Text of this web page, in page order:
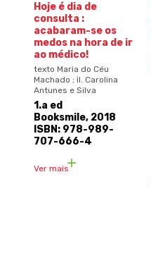
Hoje é dia de
consulta :
acabaram-se os
medos na hora de ir
ao médico!
texto Maria do Céu
Machado ; il. Carolina
Antunes e Silva
1.a ed
Booksmile, 2018
ISBN: 978-989-
707-666-4
Ver mais